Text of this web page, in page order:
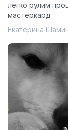
помощь
помогаем
легко рулим
мастеркард
Екатерина